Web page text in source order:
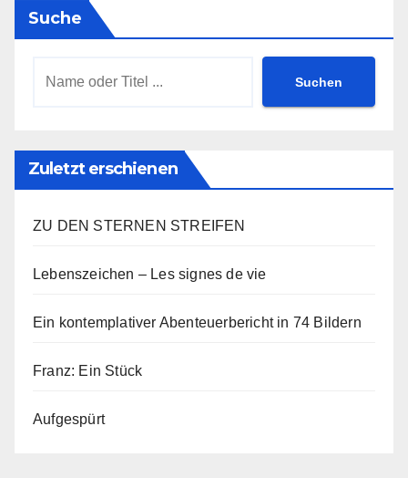
Suche
Suchen
Zuletzt erschienen
ZU DEN STERNEN STREIFEN
Lebenszeichen – Les signes de vie
Ein kontemplativer Abenteuerbericht in 74 Bildern
Franz: Ein Stück
Aufgespürt